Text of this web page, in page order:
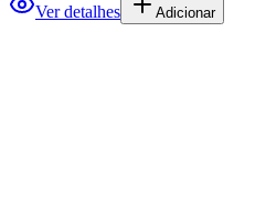
Ver detalhes Adicionar